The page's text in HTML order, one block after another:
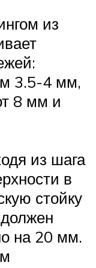
из
3.5-4 мм,
8 мм и
из шага
в
стойку
на 20 мм.